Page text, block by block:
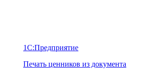
1С:Предприятие
Печать ценников из документа